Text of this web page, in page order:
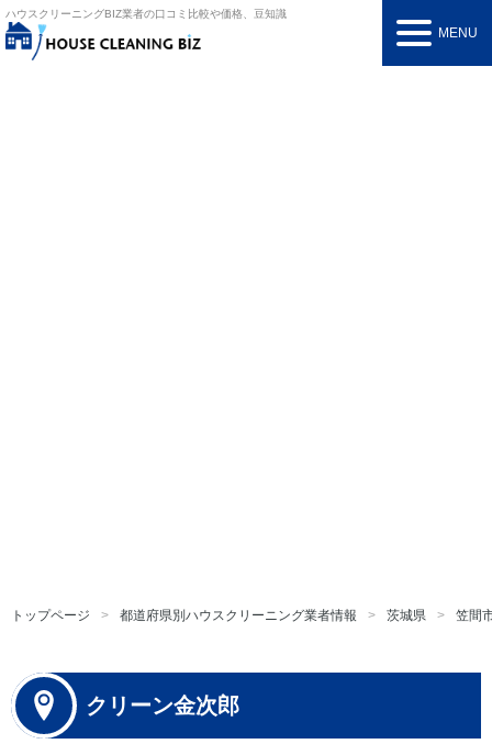
ハウスクリーニングBIZ業者の口コミ比較や価格、豆知識
MENU
トップページ 都道府県別ハウスクリーニング業者情報 茨城県 笠間
クリーン金次郎